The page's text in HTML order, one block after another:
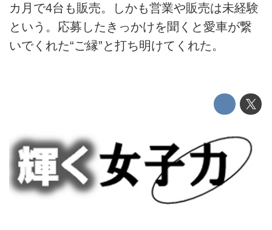
カ月で4台も販売。しかも営業や販売は未経験
という。応募したきっかけを聞くと愛車が繋
いでくれた“ご縁”と打ち明けてくれた。